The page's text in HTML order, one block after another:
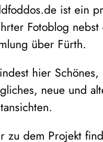
ist ein
Fotoblog nebst
über Fürth.
hier Schönes,
neue und
zu dem Projekt